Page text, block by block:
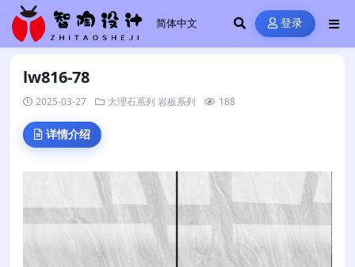
登录
lw816-78
2025-03-27 大理石系列 岩板系列 188
详情介绍